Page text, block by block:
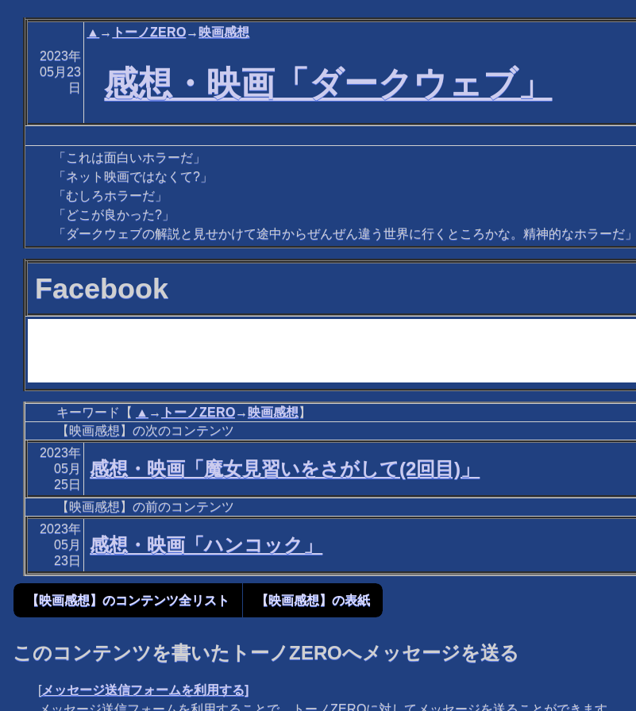
2023年
05月23
日
▲ → トーノZERO→ 映画感想
感想・映画「ダークウェブ」
「これは面白いホラーだ」
「ネット映画ではなくて?」
「むしろホラーだ」
「どこが良かった?」
「ダークウェブの解説と見せかけて途中からぜんぜん違う世界に行くところかな。精神的なホラーだ」
Facebook
キーワード【 ▲ → トーノZERO→ 映画感想】
【映画感想】の次のコンテンツ
2023年
05月
25日
感想・映画「魔女見習いをさがして(2回目)」
【映画感想】の前のコンテンツ
2023年
05月
23日
感想・映画「ハンコック」
【映画感想】のコンテンツ全リスト 【映画感想】の表紙
このコンテンツを書いたトーノZEROへメッセージを送る
[メッセージ送信フォームを利用する]